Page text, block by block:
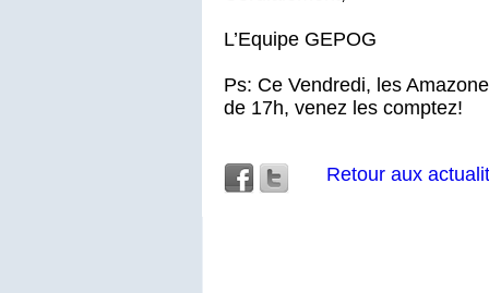
L’Equipe GEPOG
Ps: Ce Vendredi, les
de 17h, venez les comptez!
Retour aux